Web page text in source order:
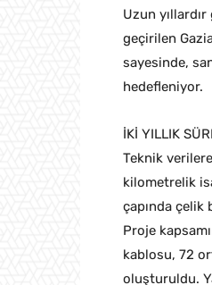
Uzun
geçirilen
sayesinde,
hedefleniyor.
İKİ YILLIK
Teknik
kilometrelik
çapında çelik
Proje
kablosu, 72
oluşturuldu.